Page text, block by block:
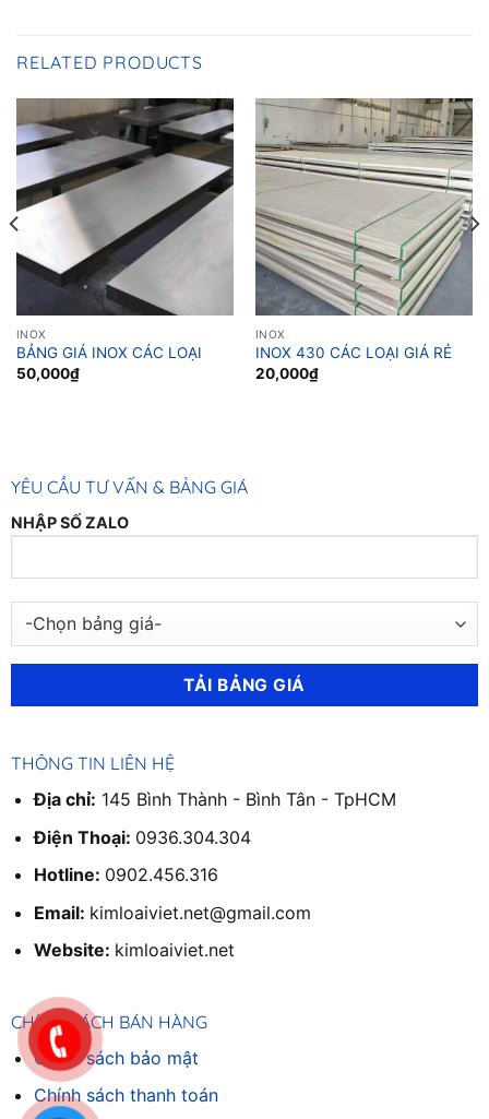
RELATED PRODUCTS
INOX
BẢNG GIÁ INOX CÁC LOẠI
50,000₫
INOX
INOX 430 CÁC LOẠI GIÁ RẺ
20,000₫
YÊU CẦU TƯ VẤN & BẢNG GIÁ
NHẬP SỐ ZALO
THÔNG TIN LIÊN HỆ
Địa chỉ: 145 Bình Thành - Bình Tân - TpHCM
Điện Thoại: 0936.304.304
Hotline: 0902.456.316
Email: kimloaiviet.net@gmail.com
Website: kimloaiviet.net
CHÍNH SÁCH BÁN HÀNG
Chính sách bảo mật
Chính sách thanh toán